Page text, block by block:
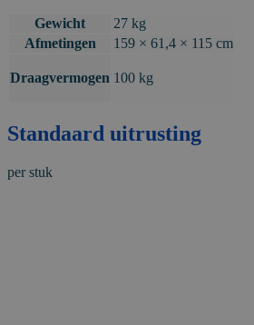
Gewicht
27 kg
Afmetingen
159 × 61,4 × 115 cm
Draagvermogen 100 kg
Standaard uitrusting
per stuk